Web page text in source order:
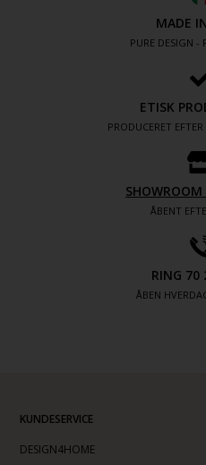
MADE
PURE DESIGN -
ETISK
PRODUCERET
SHOWROOM
ÅBENT
RING 70
ÅBEN
KUNDESERVICE
DESIGN4HOME